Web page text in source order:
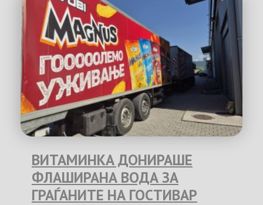
ВИТАМИНКА ДОНИРАШЕ
ФЛАШИРАНА ВОДА ЗА
ГРАЃАНИТЕ НА ГОСТИВАР